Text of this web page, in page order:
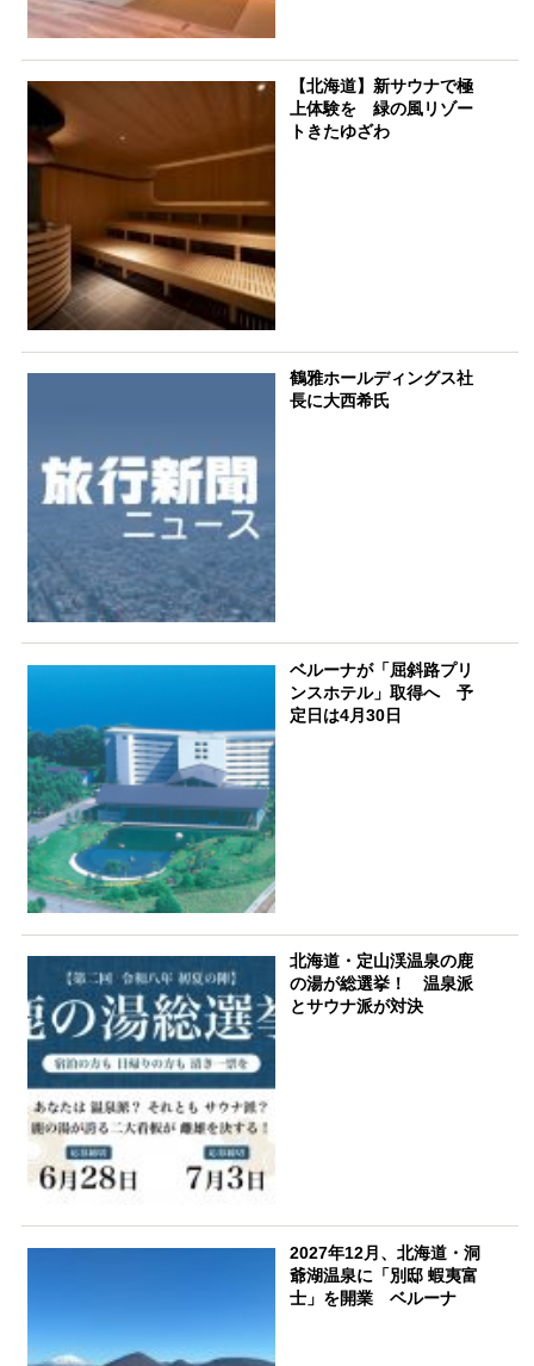
【北海道】新サウナで極
上体験を 緑の風リゾー
トきたゆざわ
鶴雅ホールディングス社
長に大西希氏
ベルーナが「屈斜路プリ
ンスホテル」取得へ 予
定日は4月30日
北海道・定山渓温泉の鹿
の湯が総選挙！ 温泉派
とサウナ派が対決
2027年12月、北海道・洞
爺湖温泉に「別邸 蝦夷富
士」を開業 ベルーナ